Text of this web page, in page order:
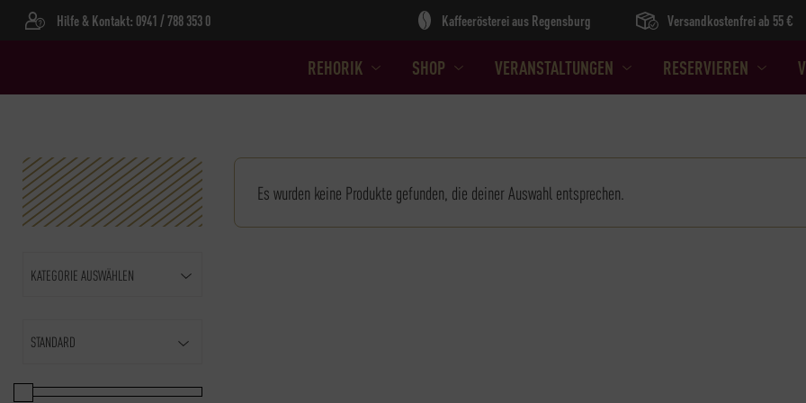
REHORIK SHOP VERANSTALTUNGEN RESERVIEREN
Hilfe & Kontakt: 0941 / 788 353 0 Kaffeerösterei aus Regensburg Versandkostenfrei ab 55 €
Es wurden keine Produkte gefunden, die deiner Auswahl entsprechen.
KATEGORIE AUSWÄHLEN